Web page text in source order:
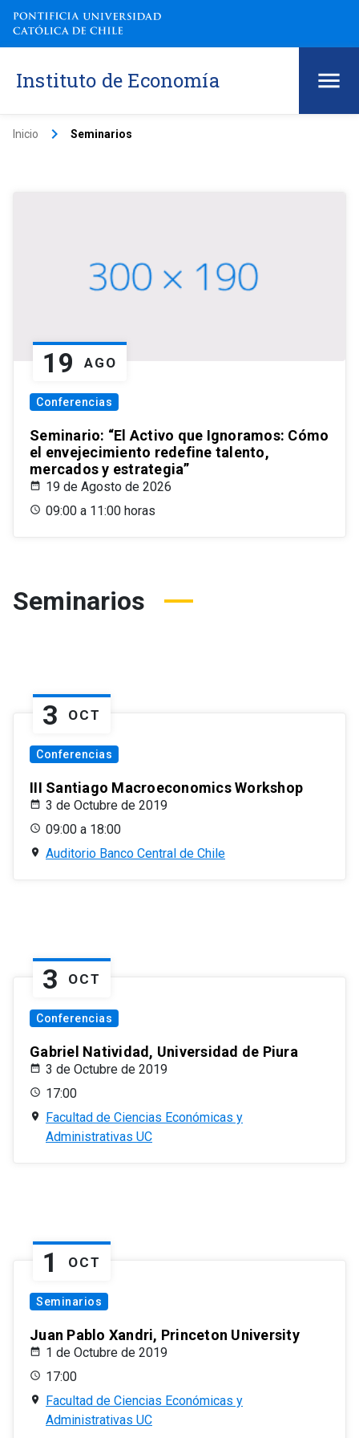
Instituto de Economía
Inicio keyboard_arrow_right Seminarios
19 AGO
Conferencias
Seminario: “El Activo que Ignoramos: Cómo
el envejecimiento redefine talento,
mercados y estrategia”
19 de Agosto de 2026
09:00 a 11:00 horas
Seminarios
3 OCT
Conferencias
III Santiago Macroeconomics Workshop
3 de Octubre de 2019
09:00 a 18:00
Auditorio Banco Central de Chile
3 OCT
Conferencias
Gabriel Natividad, Universidad de Piura
3 de Octubre de 2019
17:00
Facultad de Ciencias Económicas y
Administrativas UC
1 OCT
Seminarios
Juan Pablo Xandri, Princeton University
1 de Octubre de 2019
17:00
Facultad de Ciencias Económicas y
Administrativas UC